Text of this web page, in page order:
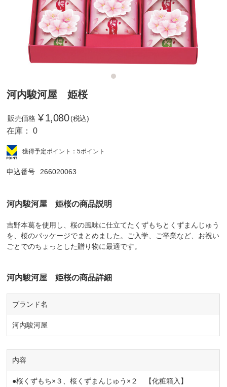
河内駿河屋 姫桜
販売価格 ¥1,080 (税込)
在庫：0
獲得予定ポイント：5ポイント
申込番号 266020063
河内駿河屋 姫桜の商品説明
吉野本葛を使用し、桜の風味に仕立てたくずもちとくずまんじゅう
を、桜のパッケージでまとめました。ご入学、ご卒業など、お祝い
ごとでのちょっとした贈り物に最適です。
河内駿河屋 姫桜の商品詳細
ブランド名
河内駿河屋
内容
●桜くずもち×３、桜くずまんじゅう×２ 【化粧箱入】